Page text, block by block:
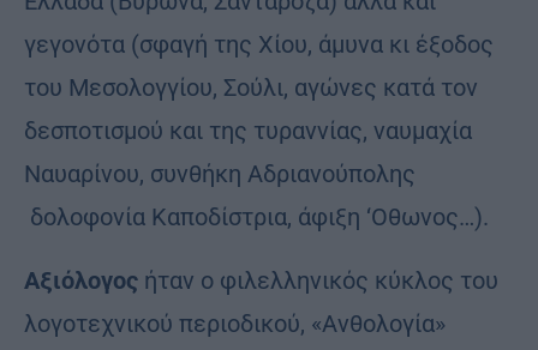
γεγονότα (σφαγή της Χίου, άμυνα κι έξοδος
του Μεσολογγίου, Σούλι, αγώνες κατά τον
δεσποτισμού και της τυραννίας, ναυμαχία
Ναυαρίνου, συνθήκη Αδριανούπολης
δολοφονία Καποδίστρια, άφιξη ‘Οθωνος…).
Αξιόλογος ήταν ο φιλελληνικός κύκλος του
λογοτεχνικού περιοδικού, «Ανθολογία»